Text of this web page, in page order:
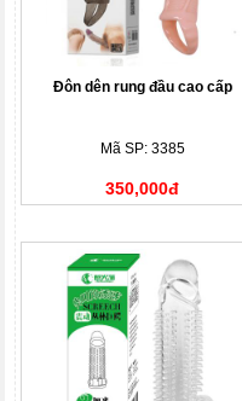
Đôn dên rung đầu cao cấp
Mã SP: 3385
350,000đ